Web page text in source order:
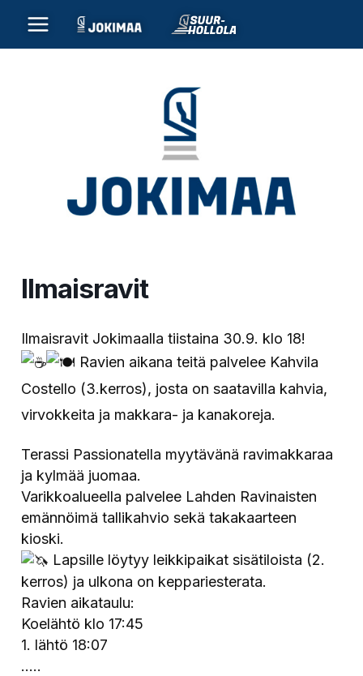
sisältöön
Ilmaisravit
Ilmaisravit Jokimaalla tiistaina 30.9. klo 18!
Ravien aikana teitä palvelee Kahvila
Costello (3.kerros), josta on saatavilla kahvia,
virvokkeita ja makkara- ja kanakoreja.
Terassi Passionatella myytävänä ravimakkaraa
ja kylmää juomaa.
Varikkoalueella palvelee Lahden Ravinaisten
emännöimä tallikahvio sekä takakaarteen
kioski.
Lapsille löytyy leikkipaikat sisätiloista (2.
kerros) ja ulkona on keppariesterata.
Ravien aikataulu:
Koelähtö klo 17:45
1. lähtö 18:07
…..